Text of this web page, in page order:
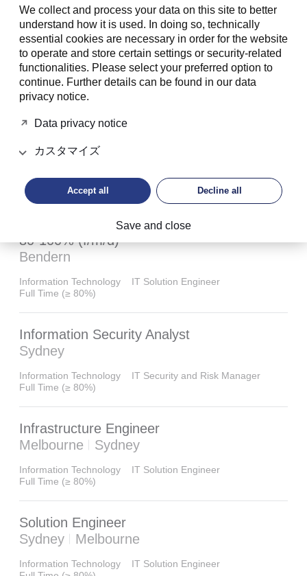
Discover IT Vacancies
下記よりLGTのIT職の募集情報をご確認・ご応募い
ただけます。
Senior Software Engineer 80-100% (f/m/d)
Zurich
Bendern
Full Time (≥ 80%)
Abacus Finance and Power BI Specialist
80-100% (f/m/d)
Bendern
Information Technology
IT Solution Engineer
Full Time (≥ 80%)
Information Security Analyst
Sydney
Information Technology
IT Security and Risk Manager
Full Time (≥ 80%)
Infrastructure Engineer
Melbourne
Sydney
Information Technology
IT Solution Engineer
Full Time (≥ 80%)
Solution Engineer
Sydney
Melbourne
Information Technology
IT Solution Engineer
We collect and process your data on this site to better
understand how it is used. In doing so, technically
essential cookies are necessary in order for the website
to operate and store certain settings or security-related
functionalities. Please select your preferred option to
continue. Further details can be found in our data
privacy notice.
Data privacy notice
カスタマイズ
Accept all Decline all
Save and close